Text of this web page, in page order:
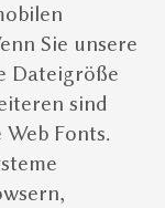
Sie unsere
Dateigröße
sind
Fonts.